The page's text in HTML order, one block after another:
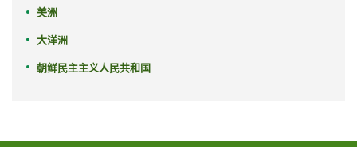
美洲
大洋洲
朝鲜民主主义人民共和国